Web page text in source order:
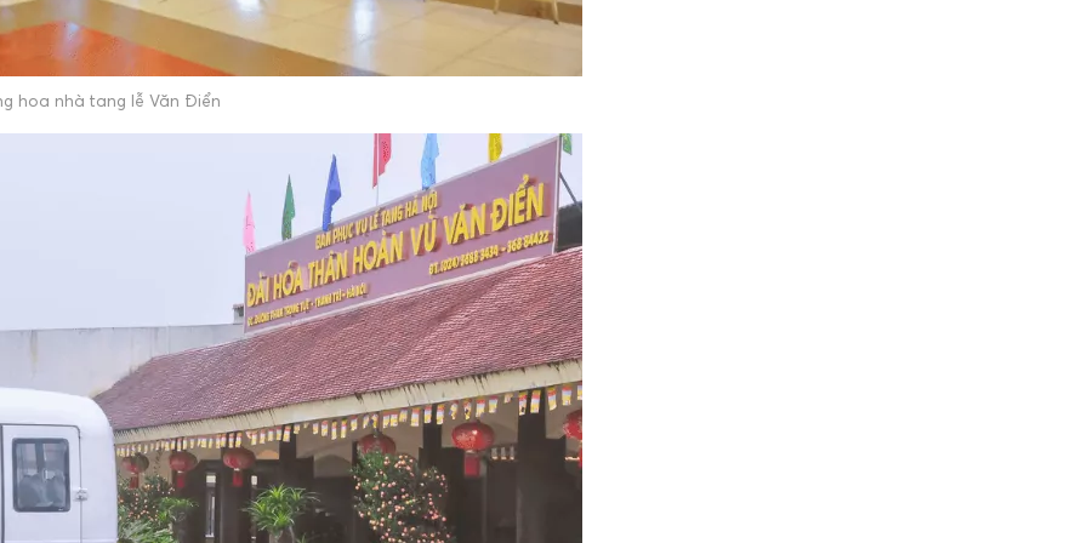
hoa nhà tang lễ Văn Điển